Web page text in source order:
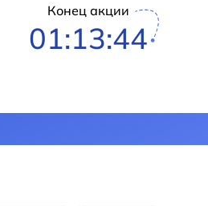
Конец акции
01:13:43